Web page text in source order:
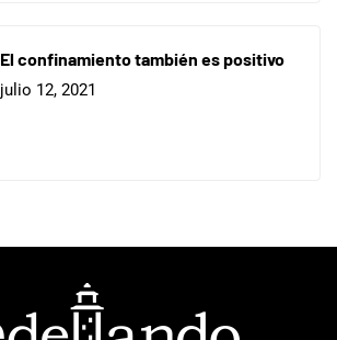
El confinamiento también es positivo
julio 12, 2021